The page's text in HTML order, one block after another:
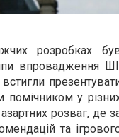
розробках
впровадження
помічником у
розваг, де
та